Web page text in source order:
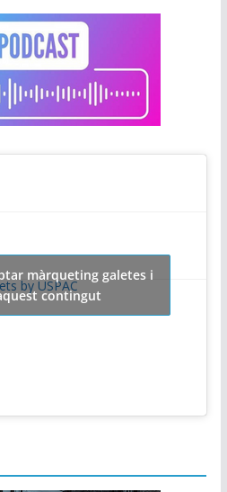
by USPAC
màrqueting galetes i
contingut